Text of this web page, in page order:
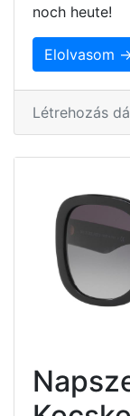
noch heute!
Elolvasom
Létrehozás